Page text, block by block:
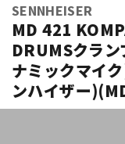
エレキギター
SENNHEISER
MD 421
DRUMSクラ
ナミックマイ
ンハイザー